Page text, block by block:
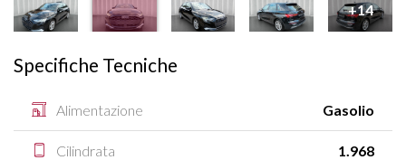
+14
Specifiche Tecniche
Alimentazione Gasolio
Cilindrata 1.968